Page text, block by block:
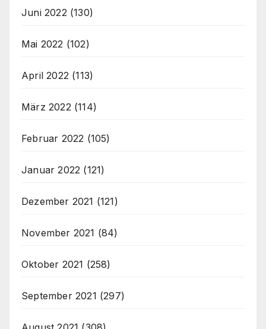
Juni 2022 (130)
Mai 2022 (102)
April 2022 (113)
März 2022 (114)
Februar 2022 (105)
Januar 2022 (121)
Dezember 2021 (121)
November 2021 (84)
Oktober 2021 (258)
September 2021 (297)